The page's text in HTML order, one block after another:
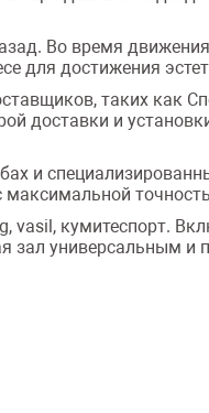
Во время
для достижения
таких как
доставки и
и
кумитеспорт.
зал универсальным